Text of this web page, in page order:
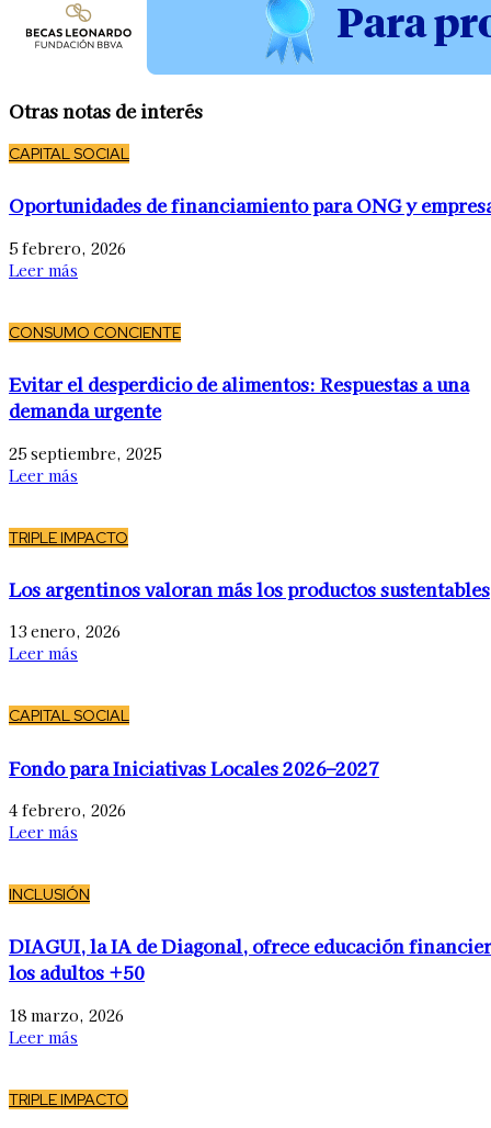
Otras notas de interés
CAPITAL SOCIAL
Oportunidades de financiamiento para ONG y
5 febrero, 2026
Leer más
CONSUMO CONCIENTE
Evitar el desperdicio de alimentos: Respuestas a una
demanda urgente
25 septiembre, 2025
Leer más
TRIPLE IMPACTO
Los argentinos valoran más los productos sustentables
13 enero, 2026
Leer más
CAPITAL SOCIAL
Fondo para Iniciativas Locales 2026–2027
4 febrero, 2026
Leer más
INCLUSIÓN
DIAGUI, la IA de Diagonal, ofrece educación
los adultos +50
18 marzo, 2026
Leer más
TRIPLE IMPACTO